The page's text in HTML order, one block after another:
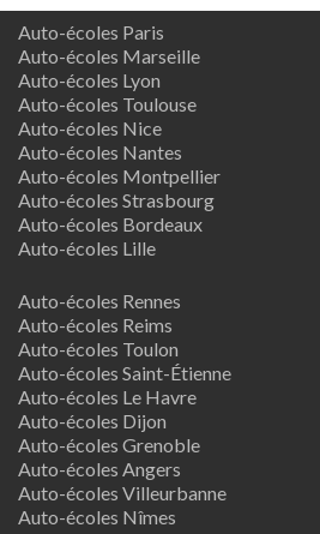
Auto-écoles Paris
Auto-écoles Marseille
Auto-écoles Lyon
Auto-écoles Toulouse
Auto-écoles Nice
Auto-écoles Nantes
Auto-écoles Montpellier
Auto-écoles Strasbourg
Auto-écoles Bordeaux
Auto-écoles Lille
Auto-écoles Rennes
Auto-écoles Reims
Auto-écoles Toulon
Auto-écoles Saint-Étienne
Auto-écoles Le Havre
Auto-écoles Dijon
Auto-écoles Grenoble
Auto-écoles Angers
Auto-écoles Villeurbanne
Auto-écoles Nîmes